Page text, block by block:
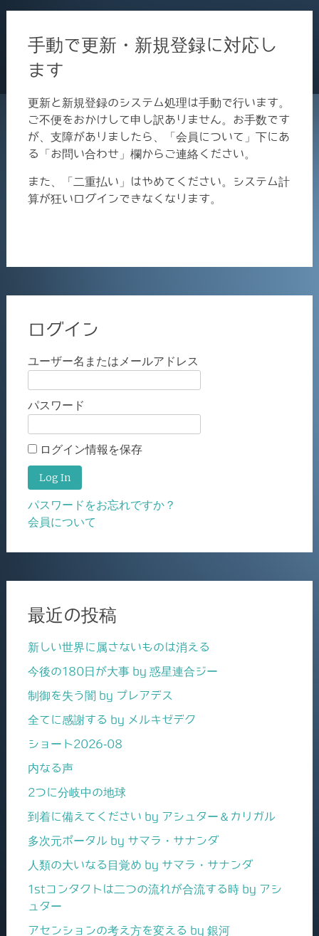
手動で更新・新規登録に対応し
ます
更新と新規登録のシステム処理は手動で行います。
ご不便をおかけして申し訳ありません。お手数です
が、支障がありましたら、「会員について」下にあ
る「お問い合わせ」欄からご連絡ください。
また、「二重払い」はやめてください。システム計
算が狂いログインできなくなります。
ログイン
ユーザー名またはメールアドレス
パスワード
ログイン情報を保存
パスワードをお忘れですか？
会員について
最近の投稿
新しい世界に属さないものは消える
今後の180日が大事 by 惑星連合ジー
制御を失う闇 by プレアデス
全てに感謝する by メルキゼデク
ショート2026-08
内なる声
2つに分岐中の地球
到着に備えてください by アシュター＆カリガル
多次元ポータル by サマラ・サナンダ
人類の大いなる目覚め by サマラ・サナンダ
1stコンタクトは二つの流れが合流する時 by アシ
ュター
アセンションの考え方を変える by 銀河